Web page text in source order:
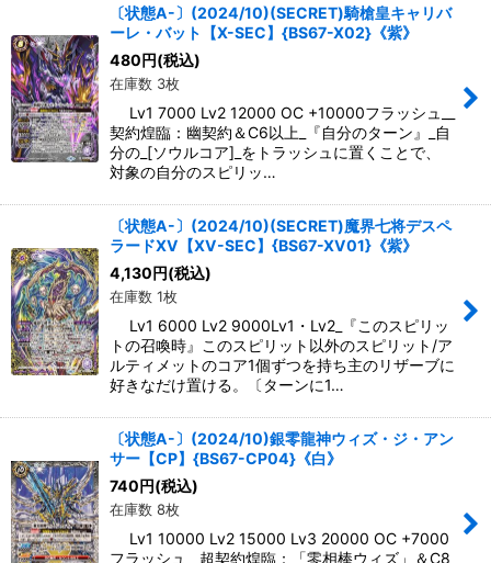
〔状態A-〕(2024/10)(SECRET)騎槍皇キャリバ
ーレ・バット【X-SEC】{BS67-X02}《紫》
480 円(税込)
在庫数 3枚
Lv1 7000 Lv2 12000 OC +10000フラッシュ__
契約煌臨：幽契約＆C6以上_『自分のターン』_自
分の_[ソウルコア]_をトラッシュに置くことで、
対象の自分のスピリッ…
〔状態A-〕(2024/10)(SECRET)魔界七将デスペ
ラードXV【XV-SEC】{BS67-XV01}《紫》
4,130 円(税込)
在庫数 1枚
Lv1 6000 Lv2 9000Lv1・Lv2_『このスピリッ
トの召喚時』このスピリット以外のスピリット/ア
ルティメットのコア1個ずつを持ち主のリザーブに
好きなだけ置ける。〔ターンに1…
〔状態A-〕(2024/10)銀零龍神ウィズ・ジ・アン
サー【CP】{BS67-CP04}《白》
740 円(税込)
在庫数 8枚
Lv1 10000 Lv2 15000 Lv3 20000 OC +7000
フラッシュ__超契約煌臨：「零相棒ウィズ」＆C8